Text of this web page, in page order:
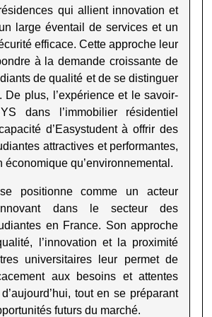
qui allient innovation et
large éventail de services et un
efficace. Cette approche leur
à la demande croissante de
de qualité et de se distinguer
De plus, l’expérience et le savoir-
dans l’immobilier résidentiel
d’Easystudent à offrir des
attractives et performantes,
économique qu’environnemental.
positionne comme un acteur
dans le secteur des
en France. Son approche
l’innovation et la proximité
universitaires leur permet de
aux besoins et attentes
tout en se préparant
futurs du marché.